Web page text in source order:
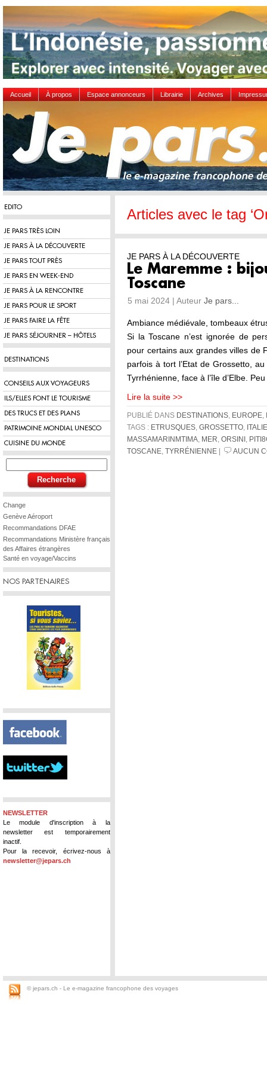
Accueil À propos Espace annonceurs Librairie Archives
EDITO
JE PARS TRÈS LOIN
JE PARS À LA DÉCOUVERTE
JE PARS TOUT PRÈS
JE PARS EN WEEK-END
JE PARS À LA RENCONTRE
JE PARS POUR LE SPORT
JE PARS FAIRE LA FÊTE
JE PARS SÉJOURNER – HÔTELS
DESTINATIONS
CONSEILS AUX VOYAGEURS
ILS/ELLES FONT LE TOURISME
DES TRUCS ET DES PLANS
PATRIMOINE MONDIAL UNESCO
CUISINE DU MONDE
Change
Genève Aéroport
Recommandations DFAE
Recommandations Ministère français
des Affaires étrangères
Santé en voyage/Vaccins
NOS PARTENAIRES
NEWSLETTER
Le module d'inscription à la
newsletter est temporairement
inactif.
Pour la recevoir, écrivez-nous à
newsletter@jepars.ch
Articles avec le tag
JE PARS À LA DÉCOUVERTE
Le Maremme :
Toscane
5 mai 2024 | Auteur Je pars...
Ambiance médiévale, tombeaux
Si la Toscane n’est ignorée de
pour certains aux grandes villes de
parfois à tort l’Etat de Grossetto,
Tyrrhénienne, face à l’île d’Elbe.
Lire la suite >>
PUBLIÉ DANS DESTINATIONS EUROPE
TAGS : ETRUSQUES GROSSETTO
ITALIE
MASSAMARINMTIMA
MER ORSINI
TOSCANE TYRRÉNIENNE AUCUN
© jepars.ch - Le e-magazine francophone des voyages